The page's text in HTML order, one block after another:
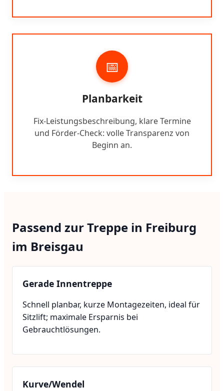
📅
Planbarkeit
Fix-Leistungsbeschreibung, klare Termine
und Förder-Check: volle Transparenz von
Beginn an.
Passend zur Treppe in Freiburg
im Breisgau
Gerade Innentreppe
Schnell planbar, kurze Montagezeiten, ideal für
Sitzlift; maximale Ersparnis bei
Gebrauchtlösungen.
Kurve/Wendel